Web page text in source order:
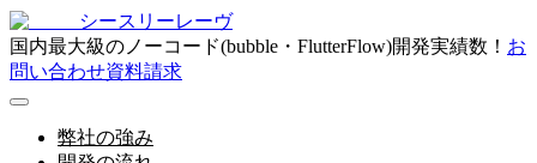
シースリーレーヴ
国内最大級のノーコード(bubble・FlutterFlow)開発実績数！ お
問い合わせ資料請求
弊社の強み